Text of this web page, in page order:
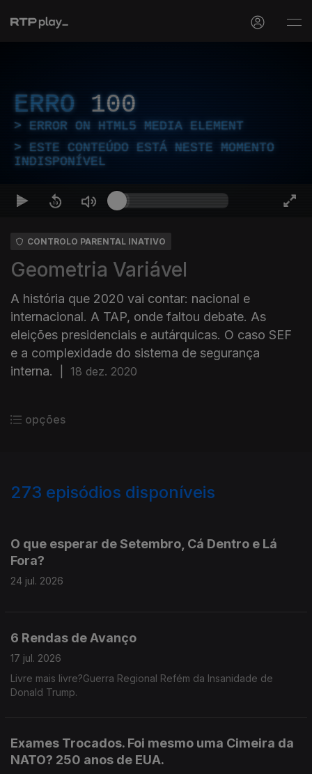
ERRO 100
ERROR ON HTML5 MEDIA ELEMENT
ESTE CONTEÚDO ESTÁ NESTE MOMENTO
INDISPONÍVEL
CONTROLO PARENTAL INATIVO
Geometria Variável
A história que 2020 vai contar: nacional e
internacional. A TAP, onde faltou debate. As
eleições presidenciais e autárquicas. O caso SEF
e a complexidade do sistema de segurança
interna.
18 dez. 2020
opções
273 episódios disponíveis
O que esperar de Setembro, Cá Dentro e Lá
Fora?
24 jul. 2026
6 Rendas de Avanço
17 jul. 2026
Livre mais livre?Guerra Regional Refém da Insanidade de
Donald Trump.
Exames Trocados. Foi mesmo uma Cimeira da
NATO? 250 anos de EUA.